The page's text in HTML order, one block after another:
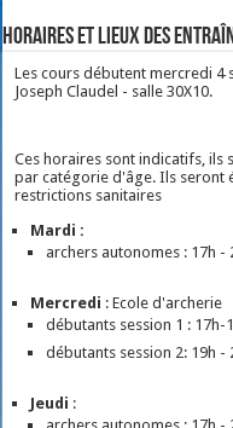
Horaires et lieux des
Les cours débutent mercredi 4
Joseph Claudel - salle 30X10.
Ces horaires sont indicatifs,
par catégorie d'âge. Ils seront
restrictions sanitaires
Mardi :
archers autonomes : 17h -
Mercredi : Ecole d'archerie
débutants session 1 : 17h-
débutants session 2: 19h -
Jeudi :